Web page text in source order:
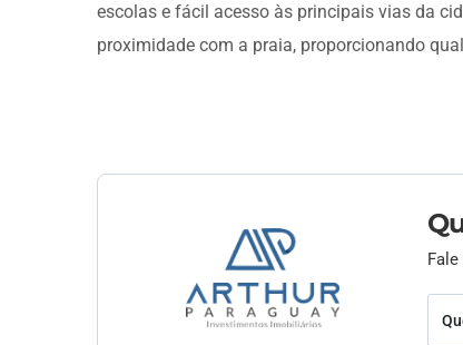
escolas e fácil acesso às principais vias da
proximidade com a praia, proporcionando